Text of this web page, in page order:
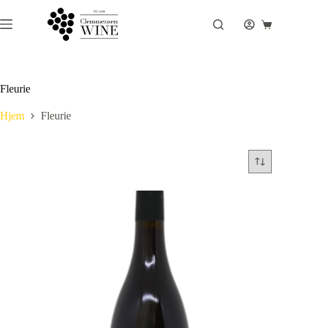
til
indhold
Fleurie
Hjem Fleurie